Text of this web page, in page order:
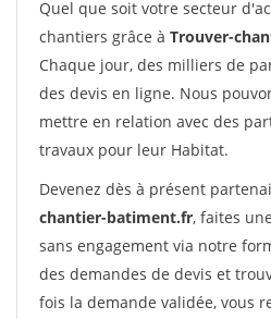
Quel que soit votre secteur
chantiers grâce à Trouver-
Chaque jour, des milliers de
des devis en ligne. Nous
mettre en relation avec des
travaux pour leur Habitat.
Devenez dès à présent
chantier-batiment.fr, faites
sans engagement via notre
des demandes de devis et
fois la demande validée, vous